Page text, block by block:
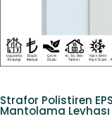
Strafor Polistiren
Mantolama